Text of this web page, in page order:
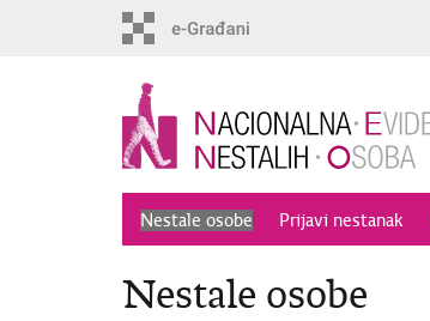
Nestale osobe Prijavi nestanak
Nestale osobe